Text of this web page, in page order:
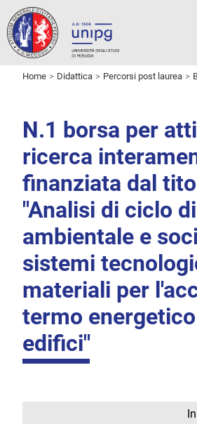
Home Didattica Percorsi post laurea
N.1 borsa per
ricerca
finanziata dal
"Analisi di ciclo
ambientale e
sistemi
materiali per
termo
edifici"